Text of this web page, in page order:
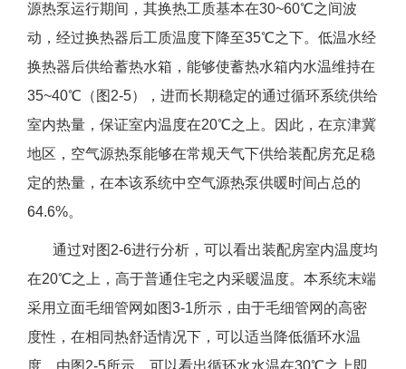
源热泵运行期间，其换热工质基本在30~60℃之间波
动，经过换热器后工质温度下降至35℃之下。低温水经
换热器后供给蓄热水箱，能够使蓄热水箱内水温维持在
35~40℃（图2-5），进而长期稳定的通过循环系统供给
室内热量，保证室内温度在20℃之上。因此，在京津冀
地区，空气源热泵能够在常规天气下供给装配房充足稳
定的热量，在本该系统中空气源热泵供暖时间占总的
64.6%。
通过对图2-6进行分析，可以看出装配房室内温度均
在20℃之上，高于普通住宅之内采暖温度。本系统末端
采用立面毛细管网如图3-1所示，由于毛细管网的高密
度性，在相同热舒适情况下，可以适当降低循环水温